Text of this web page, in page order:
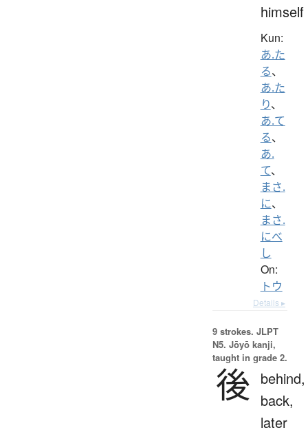
himself
Kun:
あ.た
る、
あ.た
り、
あ.て
る、
あ.
て、
まさ.
に、
まさ.
にべ
し
On:
トウ
Details ▸
9 strokes. JLPT
N5. Jōyō kanji,
taught in grade 2.
後 behind,
back,
later